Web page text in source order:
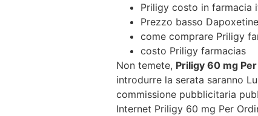
Priligy costo in farmacia
Prezzo basso Dapoxetine
come comprare Priligy
costo Priligy farmacias
Non temete, Priligy 60 mg
introdurre la serata saranno
commissione pubblicitaria
Internet Priligy 60 mg Per